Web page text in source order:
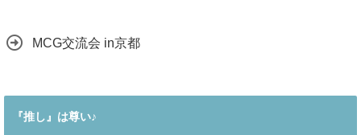
MCG交流会 in京都
『推し』は尊い♪